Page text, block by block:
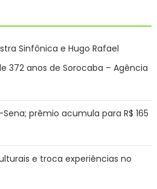
Sinfônica e Hugo Rafael
372 anos de Sorocaba – Agência
prêmio acumula para R$ 165
e troca experiências no